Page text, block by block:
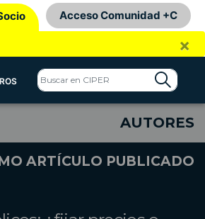
Acceso Comunidad +C
×
AUTORES
ARTÍCULO PUBLICADO